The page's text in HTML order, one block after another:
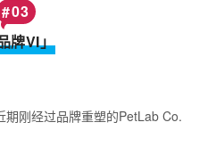
#03
牌VI」
刚经过品牌重塑的PetLab Co.